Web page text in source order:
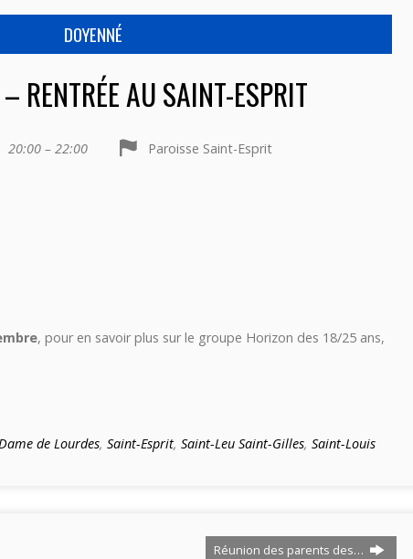
DOYENNÉ
RENTRÉE AU SAINT-ESPRIT
20:00 – 22:00 Paroisse Saint-Esprit
, pour en savoir plus sur le groupe Horizon des 18/25 ans,
de Lourdes, Saint-Esprit, Saint-Leu Saint-Gilles, Saint-Louis
Réunion des parents des…